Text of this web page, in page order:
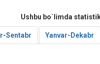
Ushbu bo`limda
Sentabr Yanvar-Dekabr